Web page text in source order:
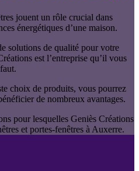
jouent un rôle crucial dans
énergétiques d’une maison.
solutions de qualité pour votre
est l’entreprise qu’il vous
faut.
choix de produits, vous pourrez
de nombreux avantages.
pour lesquelles Geniès Créations
et portes-fenêtres à Auxerre.